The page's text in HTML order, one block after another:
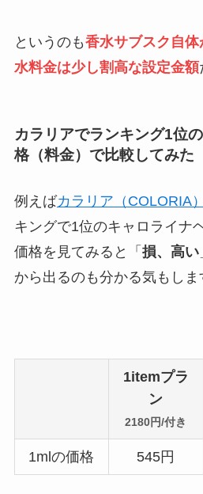
というのも香水サブスク自
水料金は少し割高な設定金額
カラリアでランキング1位
格（料金）で比較してみた
例えばカラリア（COLORIA）
キングで1位のキャロライナ
価格を見てみると「 損、高い
から出るのも分かる気もしま
1itemプラ
ン
2180円/付き
1mlの価格 545円